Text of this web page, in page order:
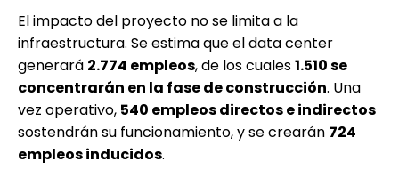
El impacto del proyecto no se limita a la
infraestructura. Se estima que el data center
generará 2.774 empleos, de los cuales1.510 se
concentrarán en la fase de construcción. Una
vez operativo, 540 empleos directos e indirectos
sostendrán su funcionamiento, y se crearán 724
empleos inducidos.